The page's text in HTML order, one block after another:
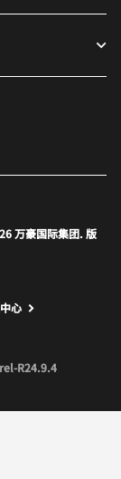
万豪国际集团. 版
窗口
心
R24.9.4